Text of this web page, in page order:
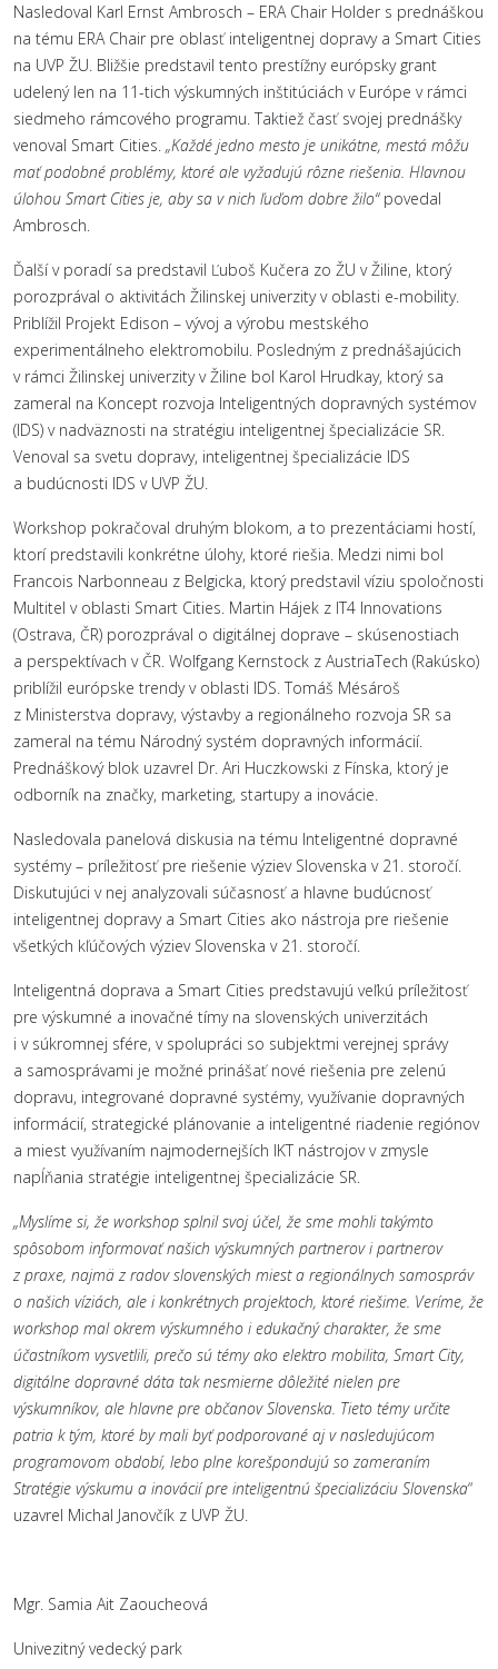
Nasledoval Karl Ernst Ambrosch – ERA Chair Holder s prednáškou
na tému ERA Chair pre oblasť inteligentnej dopravy a Smart Cities
na UVP ŽU. Bližšie predstavil tento prestížny európsky grant
udelený len na 11-tich výskumných inštitúciách v Európe v rámci
siedmeho rámcového programu. Taktiež časť svojej prednášky
venoval Smart Cities. „Každé jedno mesto je unikátne, mestá môžu
mať podobné problémy, ktoré ale vyžadujú rôzne riešenia. Hlavnou
úlohou Smart Cities je, aby sa v nich ľuďom dobre žilo“ povedal
Ambrosch.
Ďalší v poradí sa predstavil Ľuboš Kučera zo ŽU v Žiline, ktorý
porozprával o aktivitách Žilinskej univerzity v oblasti e-mobility.
Priblížil Projekt Edison – vývoj a výrobu mestského
experimentálneho elektromobilu. Posledným z prednášajúcich
v rámci Žilinskej univerzity v Žiline bol Karol Hrudkay, ktorý sa
zameral na Koncept rozvoja Inteligentných dopravných systémov
(IDS) v nadväznosti na stratégiu inteligentnej špecializácie SR.
Venoval sa svetu dopravy, inteligentnej špecializácie IDS
a budúcnosti IDS v UVP ŽU.
Workshop pokračoval druhým blokom, a to prezentáciami hostí,
ktorí predstavili konkrétne úlohy, ktoré riešia. Medzi nimi bol
Francois Narbonneau z Belgicka, ktorý predstavil víziu spoločnosti
Multitel v oblasti Smart Cities. Martin Hájek z IT4 Innovations
(Ostrava, ČR) porozprával o digitálnej doprave – skúsenostiach
a perspektívach v ČR. Wolfgang Kernstock z AustriaTech (Rakúsko)
priblížil európske trendy v oblasti IDS. Tomáš Mésároš
z Ministerstva dopravy, výstavby a regionálneho rozvoja SR sa
zameral na tému Národný systém dopravných informácií.
Prednáškový blok uzavrel Dr. Ari Huczkowski z Fínska, ktorý je
odborník na značky, marketing, startupy a inovácie.
Nasledovala panelová diskusia na tému Inteligentné dopravné
systémy – príležitosť pre riešenie výziev Slovenska v 21. storočí.
Diskutujúci v nej analyzovali súčasnosť a hlavne budúcnosť
inteligentnej dopravy a Smart Cities ako nástroja pre riešenie
všetkých kľúčových výziev Slovenska v 21. storočí.
Inteligentná doprava a Smart Cities predstavujú veľkú príležitosť
pre výskumné a inovačné tímy na slovenských univerzitách
i v súkromnej sfére, v spolupráci so subjektmi verejnej správy
a samosprávami je možné prinášať nové riešenia pre zelenú
dopravu, integrované dopravné systémy, využívanie dopravných
informácií, strategické plánovanie a inteligentné riadenie regiónov
a miest využívaním najmodernejších IKT nástrojov v zmysle
napĺňania stratégie inteligentnej špecializácie SR.
„Myslíme si, že workshop splnil svoj účel, že sme mohli takýmto
spôsobom informovať našich výskumných partnerov i partnerov
z praxe, najmä z radov slovenských miest a regionálnych samospráv
o našich víziách, ale i konkrétnych projektoch, ktoré riešime. Veríme, že
workshop mal okrem výskumného i edukačný charakter, že sme
účastníkom vysvetlili, prečo sú témy ako elektro mobilita, Smart City,
digitálne dopravné dáta tak nesmierne dôležité nielen pre
výskumníkov, ale hlavne pre občanov Slovenska. Tieto témy určite
patria k tým, ktoré by mali byť podporované aj v nasledujúcom
programovom období, lebo plne korešpondujú so zameraním
Stratégie výskumu a inovácií pre inteligentnú špecializáciu Slovenska“
uzavrel Michal Janovčík z UVP ŽU.
Mgr. Samia Ait Zaoucheová
Univezitný vedecký park